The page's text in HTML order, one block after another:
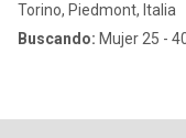
Torino, Piedmont, Italia
Buscando: Mujer 25 -